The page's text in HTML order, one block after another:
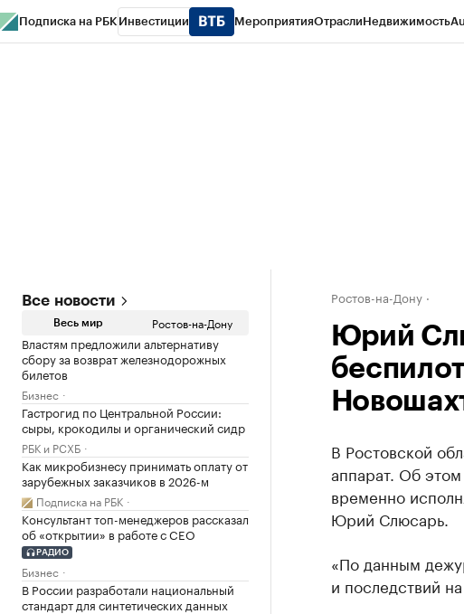
Подписка на РБК Инвестиции МероприятияОтраслиНедвижимость
Все новости
Весь мир Ростов-на-Дону
Властям предложили альтернативу
сбору за возврат железнодорожных
билетов
Бизнес
Гастрогид по Центральной России:
сыры, крокодилы и органический сидр
РБК и РСХБ
Как микробизнесу принимать оплату от
зарубежных заказчиков в 2026-м
Подписка на РБК
Консультант топ-менеджеров рассказал
об «открытии» в работе с CEO
РАДИО
Бизнес
В России разработали национальный
стандарт для синтетических данных
Ростов-на-Дону
Юрий
В Ростовской
аппарат. Об
временно
Юрий Слюсарь.
«По данным
и последствий